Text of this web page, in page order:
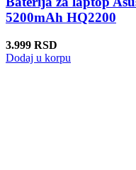
5200mAh HQ2200
3.999 RSD
Dodaj u korpu